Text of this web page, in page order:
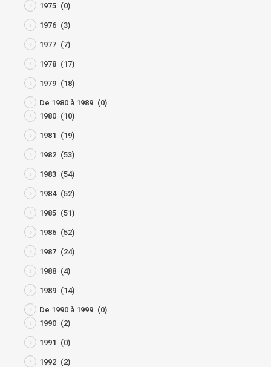
1975 (0)
1976 (3)
1977 (7)
1978 (17)
1979 (18)
De 1980 à 1989 (0)
1980 (10)
1981 (19)
1982 (53)
1983 (54)
1984 (52)
1985 (51)
1986 (52)
1987 (24)
1988 (4)
1989 (14)
De 1990 à 1999 (0)
1990 (2)
1991 (0)
1992 (2)